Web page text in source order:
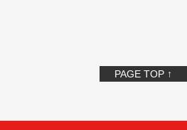
PAGE TOP ↑